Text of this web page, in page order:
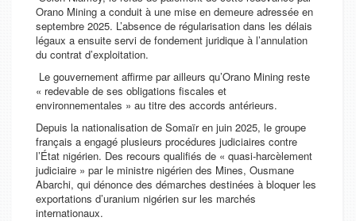
Orano Mining a conduit à une mise en demeure adressée en
septembre 2025. L’absence de régularisation dans les délais
légaux a ensuite servi de fondement juridique à l’annulation
du contrat d’exploitation.
Le gouvernement affirme par ailleurs qu’Orano Mining reste
« redevable de ses obligations fiscales et
environnementales » au titre des accords antérieurs.
Depuis la nationalisation de Somaïr en juin 2025, le groupe
français a engagé plusieurs procédures judiciaires contre
l’État nigérien. Des recours qualifiés de « quasi-harcèlement
judiciaire » par le ministre nigérien des Mines, Ousmane
Abarchi, qui dénonce des démarches destinées à bloquer les
exportations d’uranium nigérien sur les marchés
internationaux.